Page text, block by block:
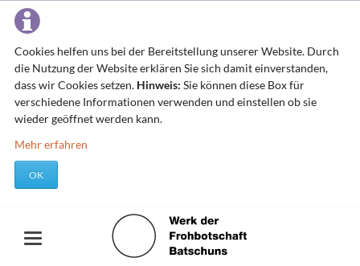
Cookies helfen uns bei der Bereitstellung unserer Website. Durch
die Nutzung der Website erklären Sie sich damit einverstanden,
dass wir Cookies setzen. Hinweis: Sie können diese Box für
verschiedene Informationen verwenden und einstellen ob sie
wieder geöffnet werden kann.
Mehr erfahren
OK